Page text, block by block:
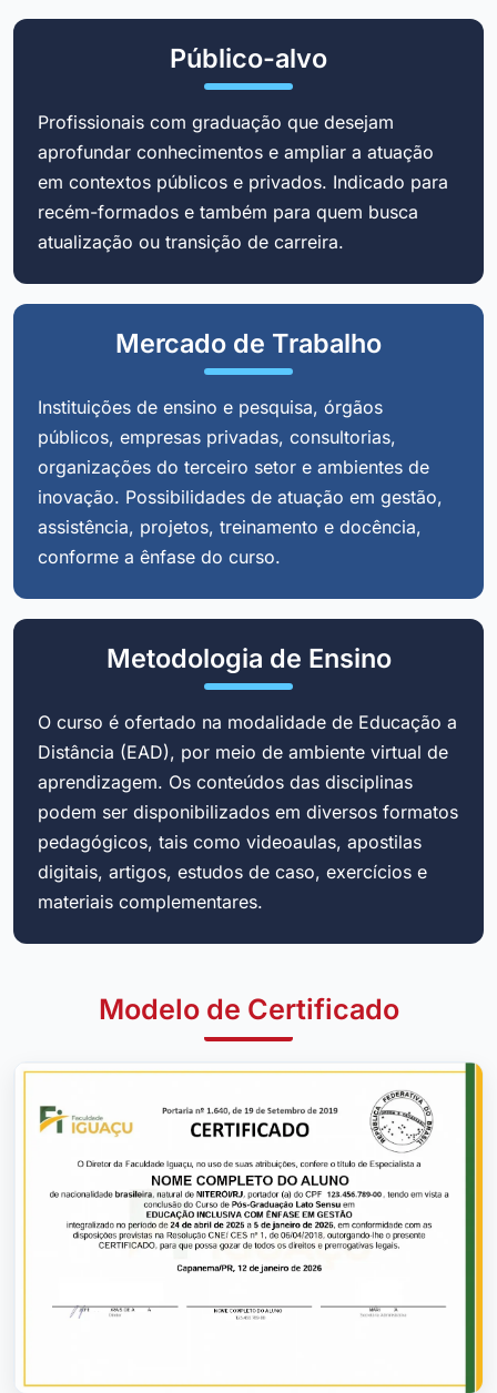
Público-alvo
Profissionais com graduação que desejam
aprofundar conhecimentos e ampliar a atuação
em contextos públicos e privados. Indicado para
recém-formados e também para quem busca
atualização ou transição de carreira.
Mercado de Trabalho
Instituições de ensino e pesquisa, órgãos
públicos, empresas privadas, consultorias,
organizações do terceiro setor e ambientes de
inovação. Possibilidades de atuação em gestão,
assistência, projetos, treinamento e docência,
conforme a ênfase do curso.
Metodologia de Ensino
O curso é ofertado na modalidade de Educação a
Distância (EAD), por meio de ambiente virtual de
aprendizagem. Os conteúdos das disciplinas
podem ser disponibilizados em diversos formatos
pedagógicos, tais como videoaulas, apostilas
digitais, artigos, estudos de caso, exercícios e
materiais complementares.
Modelo de Certificado